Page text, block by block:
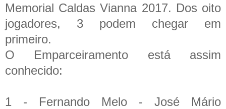
Memorial Caldas Vianna 2017. Dos oito
jogadores, 3 podem chegar em
primeiro.
O Emparceiramento está assim
conhecido:
1 - Fernando Melo - José Mário